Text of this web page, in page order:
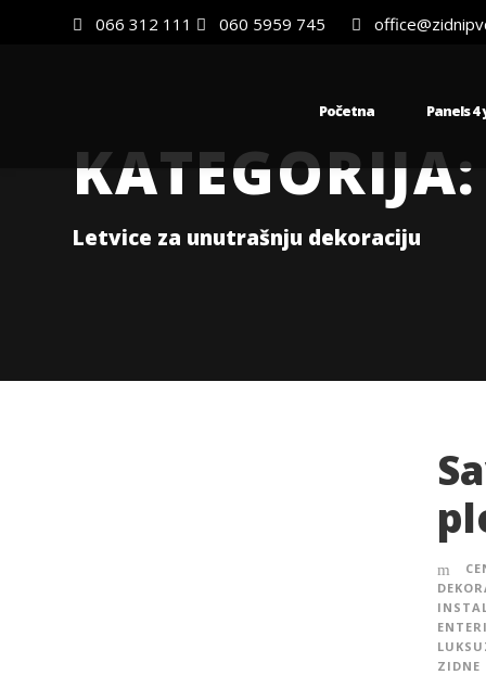
066 312 111 060 5959 745
Početna Panels 4
KATEGORIJA:
Letvice za unutrašnju dekoraciju
ZIDNE